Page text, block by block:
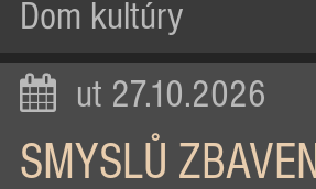
Dom kultúry
ut 27.10.2026
SMYSLŮ ZBAVENÍ